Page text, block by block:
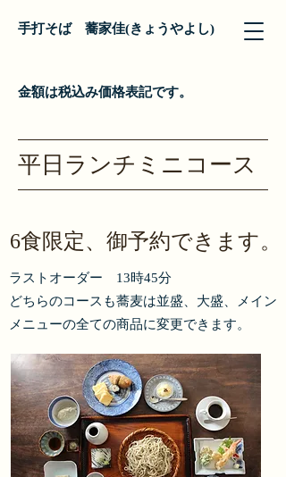
手打そば 蕎家佳(きょうやよし)
金額は税込み価格表記です。
平日ランチミニコース
6食限定、御予約できます。
ラストオーダー 13時45分
どちらのコースも蕎麦は並盛、大盛、メイン
メニューの全ての商品に変更できます。